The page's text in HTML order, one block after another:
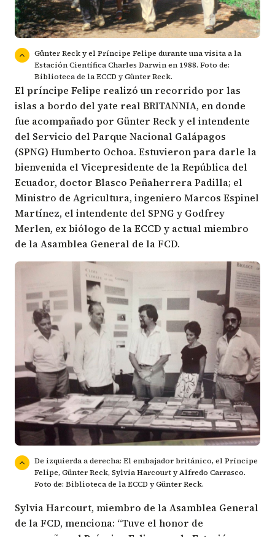
Günter Reck y el Príncipe Felipe durante una visita a la
Estación Científica Charles Darwin en 1988. Foto de:
Biblioteca de la ECCD y Günter Reck.
El príncipe Felipe realizó un recorrido por las
islas a bordo del yate real BRITANNIA, en donde
fue acompañado por Günter Reck y el intendente
del Servicio del Parque Nacional Galápagos
(SPNG) Humberto Ochoa. Estuvieron para darle la
bienvenida el Vicepresidente de la República del
Ecuador, doctor Blasco Peñaherrera Padilla; el
Ministro de Agricultura, ingeniero Marcos Espinel
Martínez, el intendente del SPNG y Godfrey
Merlen, ex biólogo de la ECCD y actual miembro
de la Asamblea General de la FCD.
De izquierda a derecha: El embajador británico, el Príncipe
Felipe, Günter Reck, Sylvia Harcourt y Alfredo Carrasco.
Foto de: Biblioteca de la ECCD y Günter Reck.
Sylvia Harcourt, miembro de la Asamblea General
de la FCD, menciona: “Tuve el honor de